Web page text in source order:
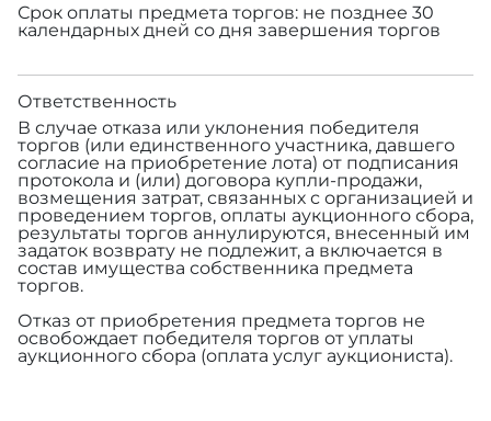
Срок оплаты предмета торгов: не позднее 30
календарных дней со дня завершения торгов
Ответственность
В случае отказа или уклонения победителя
торгов (или единственного участника, давшего
согласие на приобретение лота) от подписания
протокола и (или) договора купли-продажи,
возмещения затрат, связанных с организацией и
проведением торгов, оплаты аукционного сбора,
результаты торгов аннулируются, внесенный им
задаток возврату не подлежит, а включается в
состав имущества собственника предмета
торгов.
Отказ от приобретения предмета торгов не
освобождает победителя торгов от уплаты
аукционного сбора (оплата услуг аукциониста).